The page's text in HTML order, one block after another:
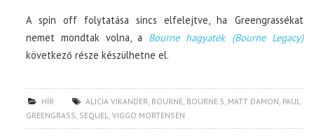
A spin off folytatása sincs elfelejtve, ha Greengrassékat
nemet mondtak volna, a Bourne hagyaték (Bourne Legacy)
következő része készülhetne el.
HÍR ALICIA VIKANDER BOURNE BOURNE 5 MATT DAMON PAUL
GREENGRASS SEQUEL ,VIGGO MORTENSEN